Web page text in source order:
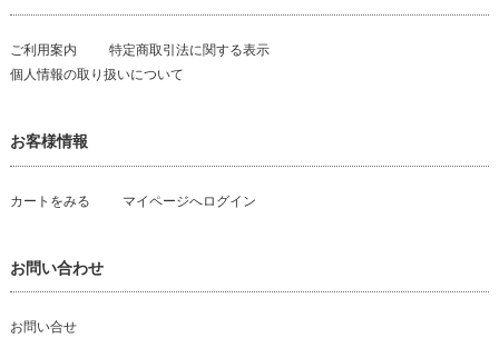
ご利用案内
特定商取引法に関する表示
個人情報の取り扱いについて
お客様情報
カートをみる マイページへログイン
お問い合わせ
お問い合せ